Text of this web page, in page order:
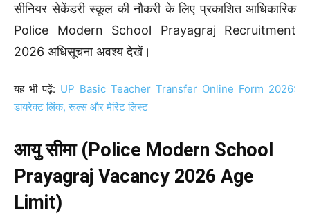
सीनियर सेकेंडरी स्कूल की नौकरी के लिए प्रकाशित आधिकारिक
Police Modern School Prayagraj Recruitment
2026 अधिसूचना अवश्य देखें।
यह भी पढ़ें: UP Basic Teacher Transfer Online Form 2026:
डायरेक्ट लिंक, रूल्स और मेरिट लिस्ट
आयु सीमा (Police Modern School
Prayagraj Vacancy 2026 Age
Limit)